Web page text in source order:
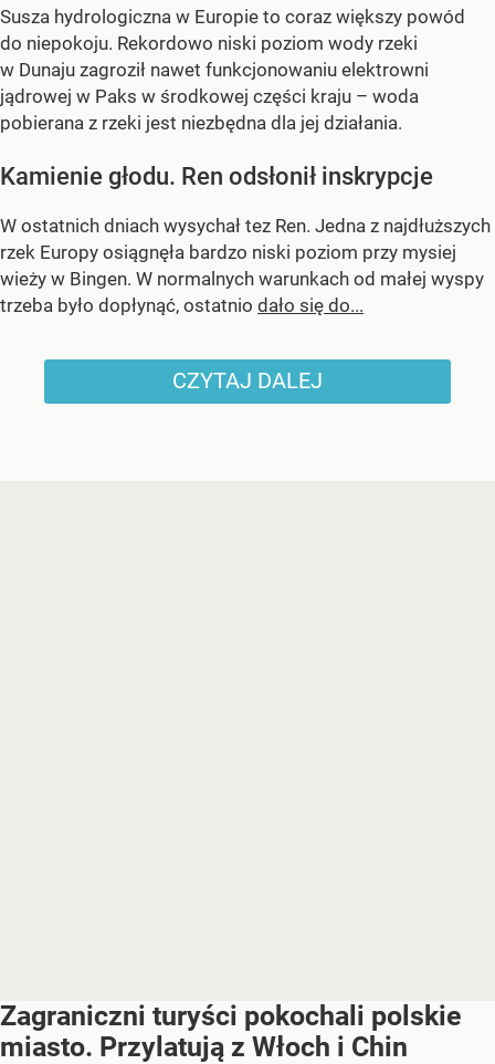
Susza hydrologiczna w Europie to coraz większy powód
do niepokoju. Rekordowo niski poziom wody rzeki
w Dunaju zagroził nawet funkcjonowaniu elektrowni
jądrowej w Paks w środkowej części kraju – woda
pobierana z rzeki jest niezbędna dla jej działania.
Kamienie głodu. Ren odsłonił inskrypcje
W ostatnich dniach wysychał tez Ren. Jedna z najdłuższych
rzek Europy osiągnęła bardzo niski poziom przy mysiej
wieży w Bingen. W normalnych warunkach od małej wyspy
trzeba było dopłynąć, ostatnio dało się do...
CZYTAJ DALEJ
Zagraniczni turyści pokochali polskie
miasto. Przylatują z Włoch i Chin